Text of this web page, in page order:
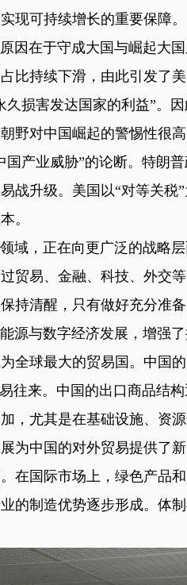
现可持续增长的重要保障。
在于守成大国与崛起大国
比持续下滑，由此引发了
损害发达国家的利益”。
野对中国崛起的警惕性很
产业威胁”的论断。特朗
战升级。美国以“对等关税
。
，正在向更广泛的战略层
贸易、金融、科技、外交
持清醒，只有做好充分准
与数字经济发展，增强了
全球最大的贸易国。中国
往来。中国的出口商品结
，尤其是在基础设施、资
为中国的对外贸易提供了
在国际市场上，绿色产品
的制造优势逐步形成。体